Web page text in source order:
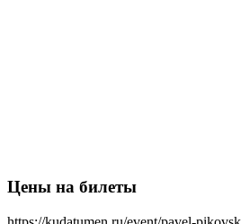
Цены на билеты